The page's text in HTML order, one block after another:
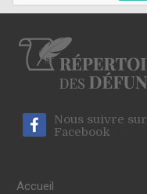
Nous suivre sur
Facebook
Accueil